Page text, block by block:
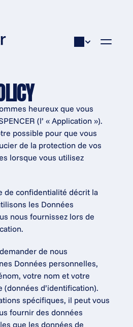
heureux que vous
(l’ « Application »).
possible pour que vous
de la protection de vos
lorsque vous utilisez
de confidentialité décrit la
les Données
nous fournissez lors de
de nous
Données personnelles,
votre nom et votre
d’identification).
spécifiques, il peut vous
fournir des données
que les données de